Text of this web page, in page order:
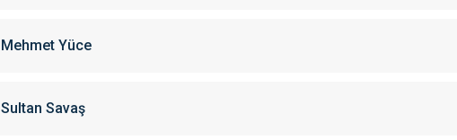
Mehmet Yüce
Sultan Savaş